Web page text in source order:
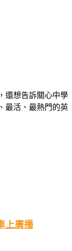
還想告訴關心中學
最活、最熱門的英
上廣播